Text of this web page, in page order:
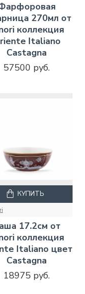
270мл от
коллекция
Italiano
Castagna
57500 руб.
17.2см от
коллекция
Italiano цвет
Castagna
18975 руб.
КУПИТЬ